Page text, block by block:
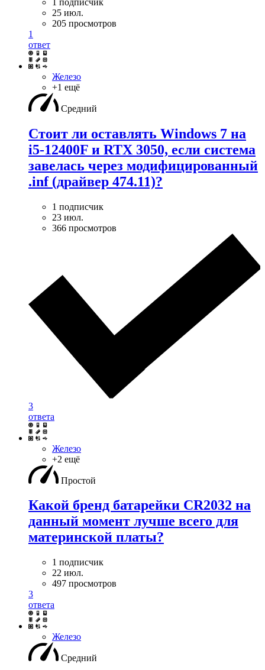
1 подписчик
25 июл.
205 просмотров
1
ответ
Железо
+1 ещё
Средний
Стоит ли оставлять Windows 7 на
i5-12400F и RTX 3050, если система
завелась через модифицированный
.inf (драйвер 474.11)?
1 подписчик
23 июл.
366 просмотров
3
ответа
Железо
+2 ещё
Простой
Какой бренд батарейки CR2032 на
данный момент лучше всего для
материнской платы?
1 подписчик
22 июл.
497 просмотров
3
ответа
Железо
Средний